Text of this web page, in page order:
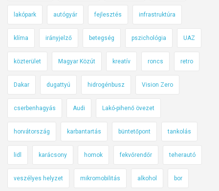
lakópark autógyár fejlesztés infrastruktúra
klíma irányjelző betegség pszichológia UAZ
közterület Magyar Közút kreatív roncs retro
Dakar dugattyú hidrogénbusz Vision Zero
cserbenhagyás Audi Lakó-pihenő övezet
horvátország karbantartás büntetőpont tankolás
lidl karácsony homok fekvőrendőr teherautó
veszélyes helyzet mikromobilitás alkohol bor